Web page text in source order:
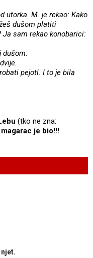
utorka. M. je rekao: Kako
dušom platiti
sam rekao konobarici:
dušom.
pejotl. I to je bila
(tko ne zna:
je bio!!!